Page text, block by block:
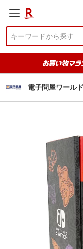
電子問屋ワール